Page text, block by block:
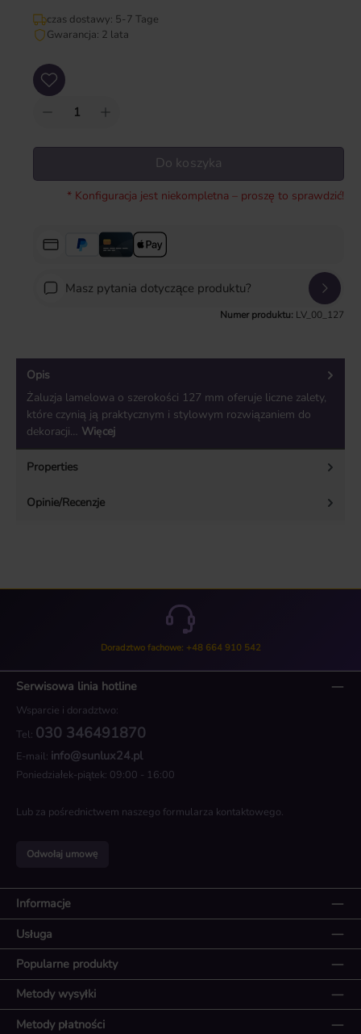
czas dostawy: 5-7 Tage
Gwarancja: 2 lata
Ilość produktu: Wprowadź żądaną ilość lub użyj przycisków, aby zwiększyć lub
Do koszyka
* Konfiguracja jest niekompletna – proszę to sprawdzić!
Masz pytania dotyczące produktu?
Numer produktu: LV_00_127
Opis
Żaluzja lamelowa o szerokości 127 mm oferuje liczne zalety,
które czynią ją praktycznym i stylowym rozwiązaniem do
dekoracji… Więcej
Properties
Opinie/Recenzje
Doradztwo fachowe: +48 664 910 542
Serwisowa linia hotline
Wsparcie i doradztwo:
Tel: 030 346491870
E-mail: info@sunlux24.pl
Poniedziałek-piątek: 09:00 - 16:00
Lub za pośrednictwem naszego formularza kontaktowego.
Odwołaj umowę
Informacje
Usługa
Popularne produkty
Metody płatności
Metody wysyłki